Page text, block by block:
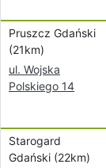
Pruszcz Gdański
(21km)
ul. Wojska
Polskiego 14
Starogard
Gdański (22km)